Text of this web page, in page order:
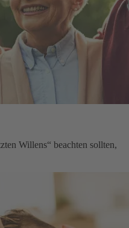
Willens“ beachten sollten,